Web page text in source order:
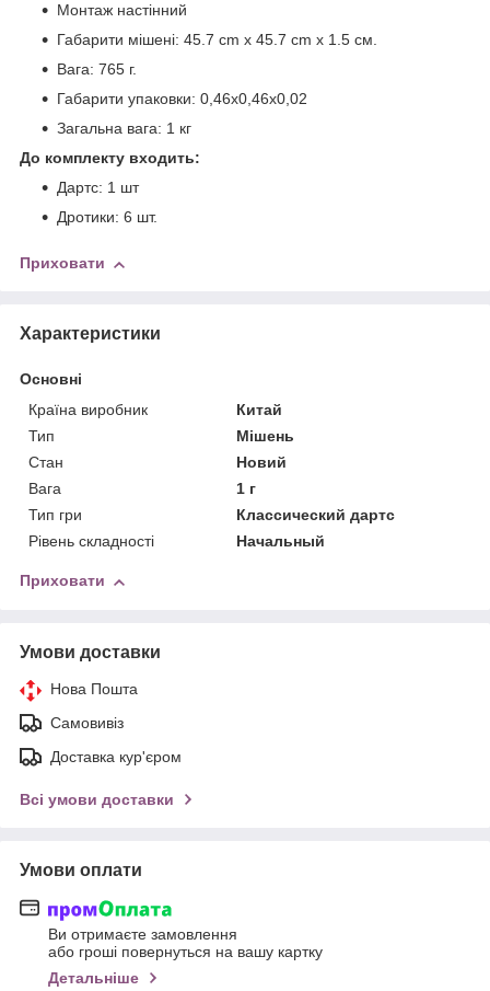
Монтаж настінний
Габарити мішені: 45.7 cm x 45.7 cm x 1.5 см.
Вага: 765 г.
Габарити упаковки: 0,46x0,46x0,02
Загальна вага: 1 кг
До комплекту входить:
Дартс: 1 шт
Дротики: 6 шт.
Приховати
Характеристики
Основні
Країна виробник
Китай
Тип
Мішень
Стан
Новий
Вага
1 г
Тип гри
Классический дартс
Рівень складності
Начальный
Приховати
Умови доставки
Нова Пошта
Самовивіз
Доставка кур'єром
Всі умови доставки
Умови оплати
Ви отримаєте замовлення
або гроші повернуться на вашу картку
Детальніше